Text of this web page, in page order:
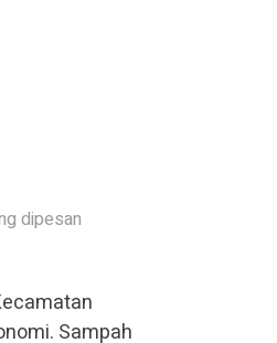
dipesan
Sampah